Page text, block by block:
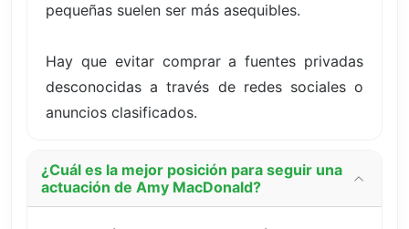
pequeñas suelen ser más asequibles.
Hay que evitar comprar a fuentes privadas
desconocidas a través de redes sociales o
anuncios clasificados.
¿Cuál es la mejor posición para seguir una
actuación de Amy MacDonald?